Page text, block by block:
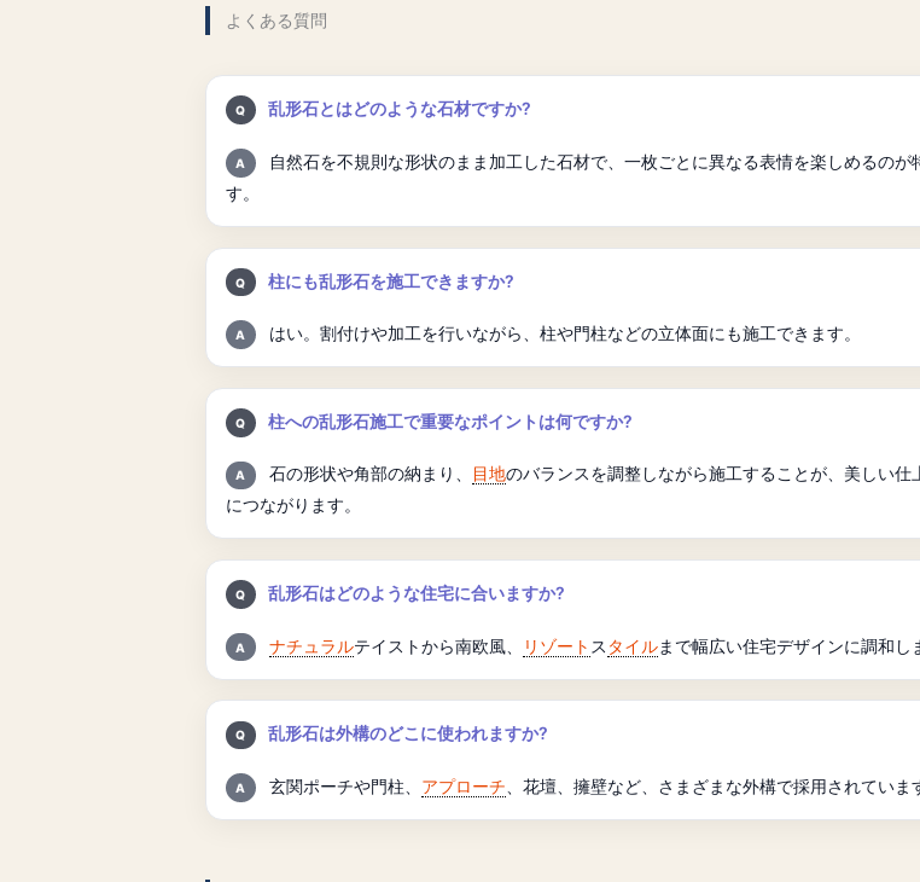
よくある質問
質問:
乱形石とはどのような石材ですか?
回答:
自然石を不規則な形状のまま加工した石材で、一枚ごとに異なる表情を楽しめるのが
す。
質問:
柱にも乱形石を施工できますか?
回答:
はい。割付けや加工を行いながら、柱や門柱などの立体面にも施工できます。
質問:
柱への乱形石施工で重要なポイントは何ですか?
回答:
石の形状や角部の納まり、 目地のバランスを調整しながら施工することが、美しい仕
につながります。
質問:
乱形石はどのような住宅に合いますか?
回答:
ナチュラルテイストから南欧風、 リゾート ス タイルまで幅広い住宅デザインに調和し
質問:
乱形石は外構のどこに使われますか?
回答:
玄関ポーチや門柱、 アプローチ 、花壇、擁壁など、さまざまな外構で採用されていま